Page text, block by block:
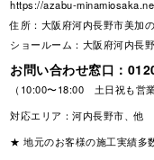
https://azabu-
住所：大阪府河内長野市美加
ショールーム：大阪府河内長
お問い合わせ窓口：
（10:00〜18:00 土日祝も営業
対応エリア：河内長野市、他
★ 地元のお客様の施工実績多